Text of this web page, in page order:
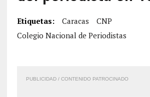
Etiquetas: Caracas
CNP
Colegio Nacional de Periodistas
PUBLICIDAD / CONTENIDO PATROCINADO